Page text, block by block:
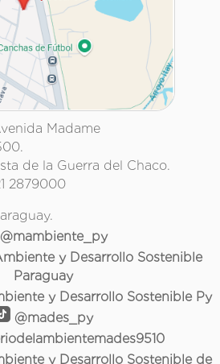
Madame
de la Guerra del Chaco.
2879000
y Desarrollo Sostenible
Paraguay
y Desarrollo Sostenible Py
@mades_py
y Desarrollo Sostenible de